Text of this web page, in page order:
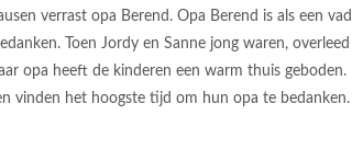
verrast opa Berend. Opa Berend is als een
Toen Jordy en Sanne jong waren,
opa heeft de kinderen een warm thuis
vinden het hoogste tijd om hun opa te bedanken.